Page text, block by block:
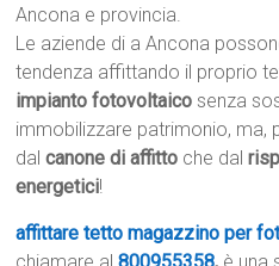
Ancona e provincia.
Le aziende di a Ancona
tendenza affittando il proprio
impianto fotovoltaico senza
immobilizzare patrimonio, ma,
dalcanone di affitto che dal
energetici!
affittare tetto magazzino per